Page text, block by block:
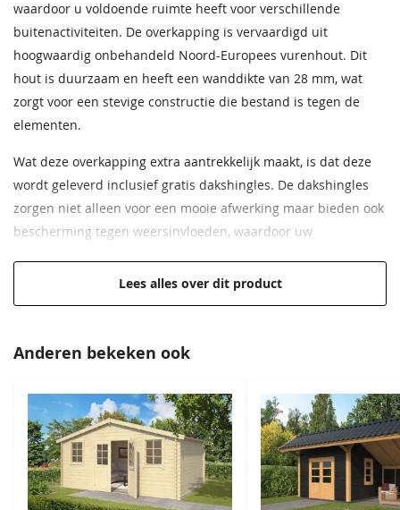
Beglazing Dubbel glas
Wandhoogte
Oversteek
rondom
30 cm
Bouwtekening Inclusief
Daktype Zadeldak
Daktype Zadeldak
114x34 cm (vast raam)
waardoor u voldoende ruimte heeft voor verschillende
buitenactiviteiten. De overkapping is vervaardigd uit
hoogwaardig onbehandeld Noord-Europees vurenhout. Dit
hout is duurzaam en heeft een wanddikte van 28 mm, wat
zorgt voor een stevige constructie die bestand is tegen de
elementen.
Wat deze overkapping extra aantrekkelijk maakt, is dat deze
wordt geleverd inclusief gratis dakshingles. De dakshingles
zorgen niet alleen voor een mooie afwerking maar bieden ook
bescherming tegen weersinvloeden, waardoor uw
Annen is veelzijdig in gebruik. U kunt het gebruiken als een
beschutte zithoek om te ontspannen in de buitenlucht, voor
voertuig. Wat uw behoeften ook zijn, deze overkapping biedt
28 mm dikke wanden
Afmeting van 400x250 cm
Dakshingles zitten inbegrepen
Geschikt voor diverse doeleinden
Onbehandeld Noord-Europees vurenhout
Lees alles over dit product
Anderen bekeken ook